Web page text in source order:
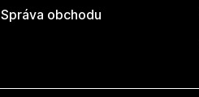
Správa obchodu